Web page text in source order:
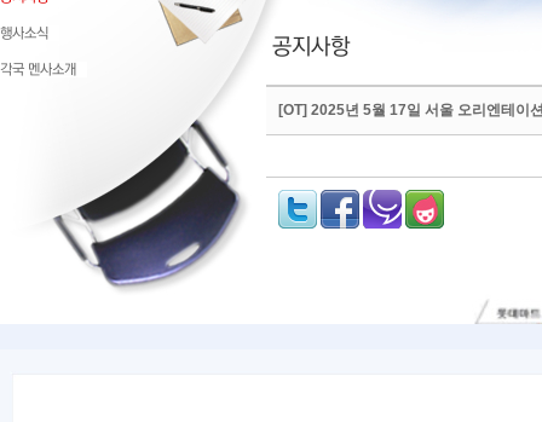
[OT] 2025년 5월 17일 서울 오리엔테이